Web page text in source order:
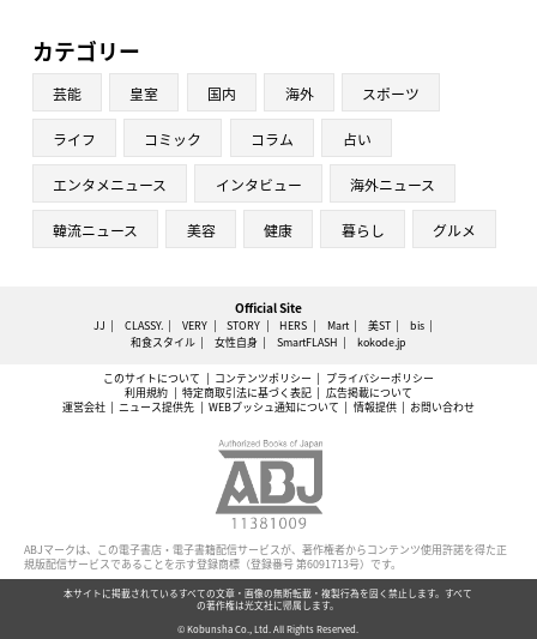
カテゴリー
芸能 皇室 国内 海外 スポーツ
ライフ コミック コラム 占い
エンタメニュース インタビュー 海外ニュース
韓流ニュース 美容 健康 暮らし グルメ
Official Site
JJ CLASSY. VERY STORY HERS Mart 美ST
bis
和食スタイル
女性自身 SmartFLASH kokode.jp
このサイトについて コンテンツポリシー
プライバシーポリシー
利用規約
特定商取引法に基づく表記
広告掲載について
運営会社
ニュース提供先 WEBプッシュ通知について 情報提供 お問い合わせ
ABJマークは、この電子書店・電子書籍配信サービスが、著作権者からコンテンツ使用許諾を得た正
規版配信サービスであることを示す登録商標（登録番号 第6091713号）です。
本サイトに掲載されているすべての文章・画像の無断転載・複製行為を固く禁止します。すべて
の著作権は光文社に帰属します。
© Kobunsha Co., Ltd. All Rights Reserved.